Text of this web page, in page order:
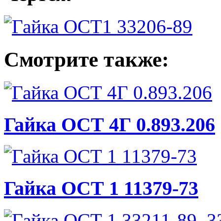
Смотрите также:
Гайка ОСТ 4Г 0.893.206
Гайка ОСТ 1 11379-73